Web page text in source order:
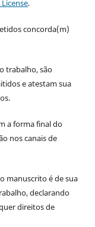
.
concorda(m)
trabalho, são
e atestam sua
a forma final do
nos canais de
manuscrito é de sua
declarando
direitos de